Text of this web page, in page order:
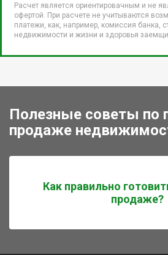
Расчет является ориентировачным и не
офертой. При расчете не учитываются
платежи, как, например, комиссия банка,
недвижимости и жизни и здоровья
Полезные советы по
продаже
Как правильно
продаже?